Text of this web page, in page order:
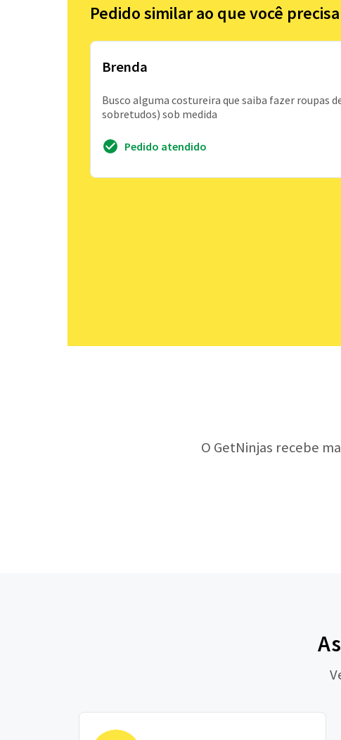
Pedido similar ao que você
Brenda
Busco alguma costureira que saiba fazer roupas
sobretudos) sob medida
Pedido atendido
O GetNinjas recebe